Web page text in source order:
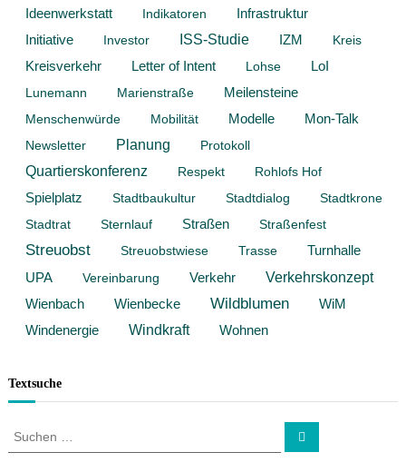
Ideenwerkstatt Indikatoren
Infrastruktur
Initiative
Investor ISS-Studie IZM
Kreis
Kreisverkehr
Letter of Intent Lohse
LoI
Lunemann
Marienstraße
Meilensteine
Menschenwürde
Mobilität Modelle Mon-Talk
Newsletter Planung Protokoll
Quartierskonferenz Respekt
Rohlofs Hof
Spielplatz
Stadtbaukultur Stadtdialog
Stadtkrone
Stadtrat
Sternlauf Straßen Straßenfest
Streuobst Streuobstwiese Trasse
Turnhalle
UPA
Vereinbarung Verkehr Verkehrskonzept
Wienbach Wienbecke Wildblumen WiM
Windenergie Windkraft Wohnen
Textsuche
S